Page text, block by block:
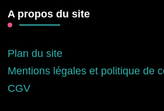
A propos du site
Plan du site
Mentions légales et politique de
CGV